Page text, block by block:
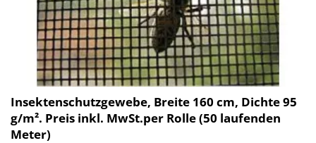
Insektenschutzgewebe, Breite 160 cm, Dichte 95
g/m². Preis inkl. MwSt.per Rolle (50 laufenden
Meter)